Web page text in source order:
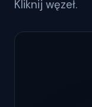
Kliknij węzeł.